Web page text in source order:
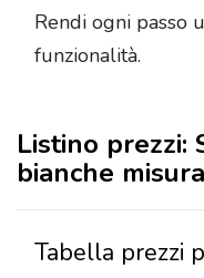
Rendi ogni passo
funzionalità.
Listino prezzi:
bianche
Tabella prezzi